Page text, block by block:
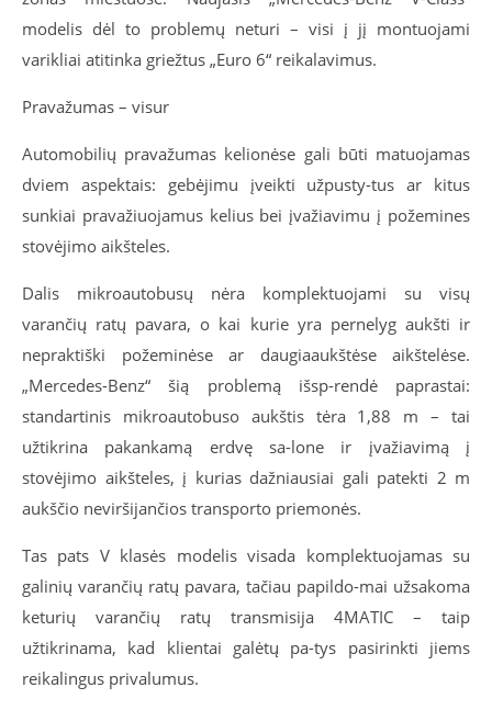
modelis dėl to problemų neturi – visi į jį montuojami
varikliai atitinka griežtus „Euro 6“ reikalavimus.
Pravažumas – visur
Automobilių pravažumas kelionėse gali būti matuojamas
dviem aspektais: gebėjimu įveikti užpusty-tus ar kitus
sunkiai pravažiuojamus kelius bei įvažiavimu į požemines
stovėjimo aikšteles.
Dalis mikroautobusų nėra komplektuojami su visų
varančių ratų pavara, o kai kurie yra pernelyg aukšti ir
nepraktiški požeminėse ar daugiaaukštėse aikštelėse.
„Mercedes-Benz“ šią problemą išsp-rendė paprastai:
standartinis mikroautobuso aukštis tėra 1,88 m – tai
užtikrina pakankamą erdvę sa-lone ir įvažiavimą į
stovėjimo aikšteles, į kurias dažniausiai gali patekti 2 m
aukščio neviršijančios transporto priemonės.
Tas pats V klasės modelis visada komplektuojamas su
galinių varančių ratų pavara, tačiau papildo-mai užsakoma
keturių varančių ratų transmisija 4MATIC – taip
užtikrinama, kad klientai galėtų pa-tys pasirinkti jiems
reikalingus privalumus.